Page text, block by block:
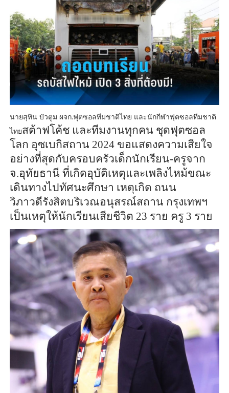
นายสุทิน บัวตูม ผจก.ฟุตซอลทีมชาติไทย และนักกีฬาฟุตซอลทีมชาติ
ไทยสต้าฟโค้ช และทีมงานทุกคน ชุดฟุตซอล
โลก อุซเบกิสถาน 2024 ขอแสดงความเสียใจ
อย่างที่สุดกับครอบครัวเด็กนักเรียน-ครูจาก
จ.อุทัยธานี ที่เกิดอุบัติเหตุและเพลิงไหม้ขณะ
เดินทางไปทัศนะศึกษา เหตุเกิด ถนน
วิภาวดีรังสิตบริเวณอนุสรณ์สถาน กรุงเทพฯ
เป็นเหตุให้นักเรียนเสียชีวิต 23 ราย ครู 3 ราย